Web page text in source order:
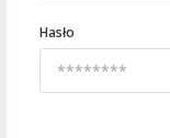
Hasło